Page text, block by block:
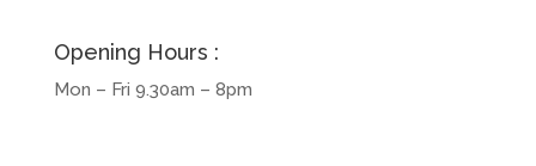
Opening Hours :
Mon – Fri 9.30am – 8pm